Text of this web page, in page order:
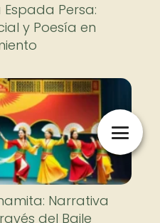
Persa:
y Poesía en
Narrativa
del Baile